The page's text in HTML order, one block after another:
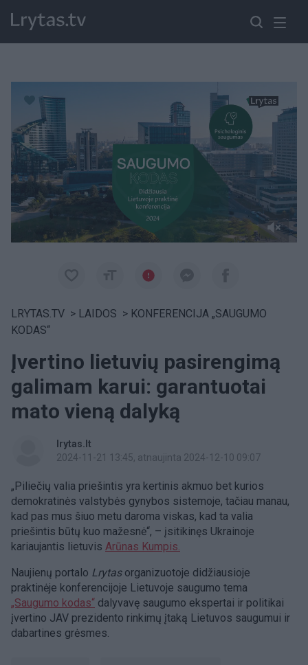
Paremkite Ukrainą
LRYTAS.TV > LAIDOS > KONFERENCIJA „SAUGUMO
KODAS“
Įvertino lietuvių pasirengimą
galimam karui: garantuotai
mato vieną dalyką
lrytas.lt
2024-11-21 13:45, atnaujinta 2024-12-10 09:07
„Piliečių valia priešintis yra kertinis akmuo bet kurios
demokratinės valstybės gynybos sistemoje, tačiau manau,
kad pas mus šiuo metu daroma viskas, kad ta valia
priešintis būtų kuo mažesnė“, – įsitikinęs Ukrainoje
kariaujantis lietuvis Arūnas Kumpis.
Naujienų portalo Lrytasorganizuotoje didžiausioje
praktinėje konferencijoje Lietuvoje saugumo tema
„Saugumo kodas“ dalyvavę saugumo ekspertai ir politikai
įvertino JAV prezidento rinkimų įtaką Lietuvos saugumui ir
dabartines grėsmes.